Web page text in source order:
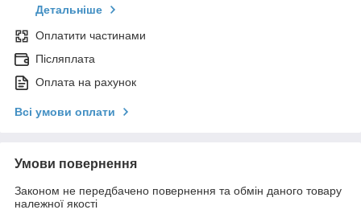
Детальніше
Оплатити частинами
Післяплата
Оплата на рахунок
Всі умови оплати
Умови повернення
Законом не передбачено повернення та обмін даного товару
належної якості